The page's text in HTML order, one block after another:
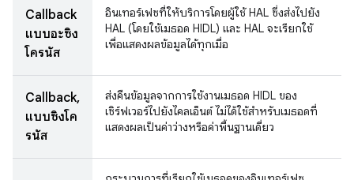
Callback
แบบอะซิง
โครนัส
อินเทอร์เฟซที่ให้บริการโดยผู้ใช้ HAL ซึ่งส่งไปยัง
HAL (โดยใช้เมธอด HIDL) และ HAL จะเรียกใช้
เพื่อแสดงผลข้อมูลได้ทุกเมื่อ
Callback,
แบบซิงโค
รนัส
ส่งคืนข้อมูลจากการใช้งานเมธอด HIDL ของ
เซิร์ฟเวอร์ไปยังไคลเอ็นต์ ไม่ได้ใช้สําหรับเมธอดที่
แสดงผลเป็นค่าว่างหรือค่าพื้นฐานเดี่ยว